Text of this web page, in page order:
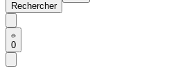
Rechercher
0